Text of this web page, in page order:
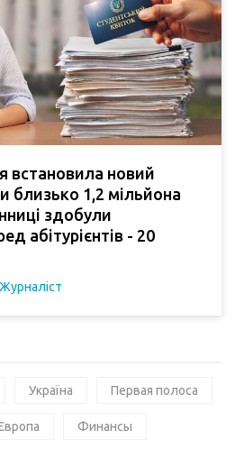
встановила новий
близько 1,2 мільйона
здобули
абітурієнтів - 20
Журналіст
Україна Первая полоса
Финансы